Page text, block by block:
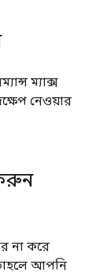
ম্যাক্স
নেওয়ার
না করে
আপনি